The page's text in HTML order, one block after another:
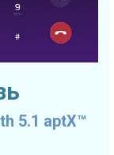
5.1 aptX™